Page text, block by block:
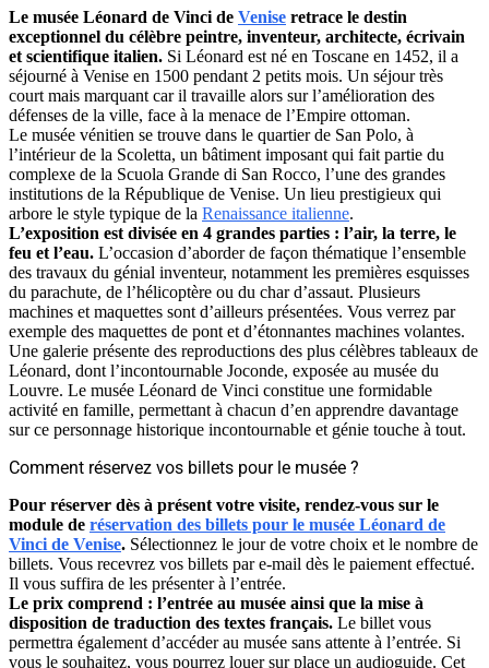
Le musée Léonard de Vinci de Venise retrace le destin
exceptionnel du célèbre peintre, inventeur, architecte, écrivain
et scientifique italien. Si Léonard est né en Toscane en 1452, il a
séjourné à Venise en 1500 pendant 2 petits mois. Un séjour très
court mais marquant car il travaille alors sur l’amélioration des
défenses de la ville, face à la menace de l’Empire ottoman.
Le musée vénitien se trouve dans le quartier de San Polo, à
l’intérieur de la Scoletta, un bâtiment imposant qui fait partie du
complexe de la Scuola Grande di San Rocco, l’une des grandes
institutions de la République de Venise. Un lieu prestigieux qui
arbore le style typique de la Renaissance italienne.
L’exposition est divisée en 4 grandes parties : l’air, la terre, le
feu et l’eau. L’occasion d’aborder de façon thématique l’ensemble
des travaux du génial inventeur, notamment les premières esquisses
du parachute, de l’hélicoptère ou du char d’assaut. Plusieurs
machines et maquettes sont d’ailleurs présentées. Vous verrez par
exemple des maquettes de pont et d’étonnantes machines volantes.
Une galerie présente des reproductions des plus célèbres tableaux de
Léonard, dont l’incontournable Joconde, exposée au musée du
Louvre. Le musée Léonard de Vinci constitue une formidable
activité en famille, permettant à chacun d’en apprendre davantage
sur ce personnage historique incontournable et génie touche à tout.
Comment réservez vos billets pour le musée ?
Pour réserver dès à présent votre visite, rendez-vous sur le
module de réservation des billets pour le musée Léonard de
Vinci de Venise. Sélectionnez le jour de votre choix et le nombre de
billets. Vous recevrez vos billets par e-mail dès le paiement effectué.
Il vous suffira de les présenter à l’entrée.
Le prix comprend : l’entrée au musée ainsi que la mise à
disposition de traduction des textes français. Le billet vous
permettra également d’accéder au musée sans attente à l’entrée. Si
vous le souhaitez, vous pourrez louer sur place un audioguide. Cet